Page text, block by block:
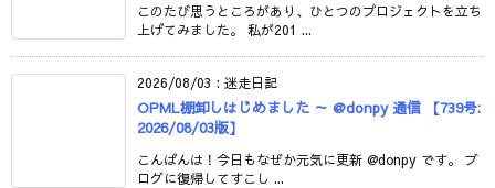
このたび思うところがあり、ひとつのプロジェクトを立ち
上げてみました。 私が201 ...
2026/08/03 : 迷走日記
OPML棚卸しはじめました ～ @donpy 通信 【739号:
2026/08/03版】
こんばんは！今日もなぜか元気に更新 @donpy です。 ブ
ログに復帰してすこし ...